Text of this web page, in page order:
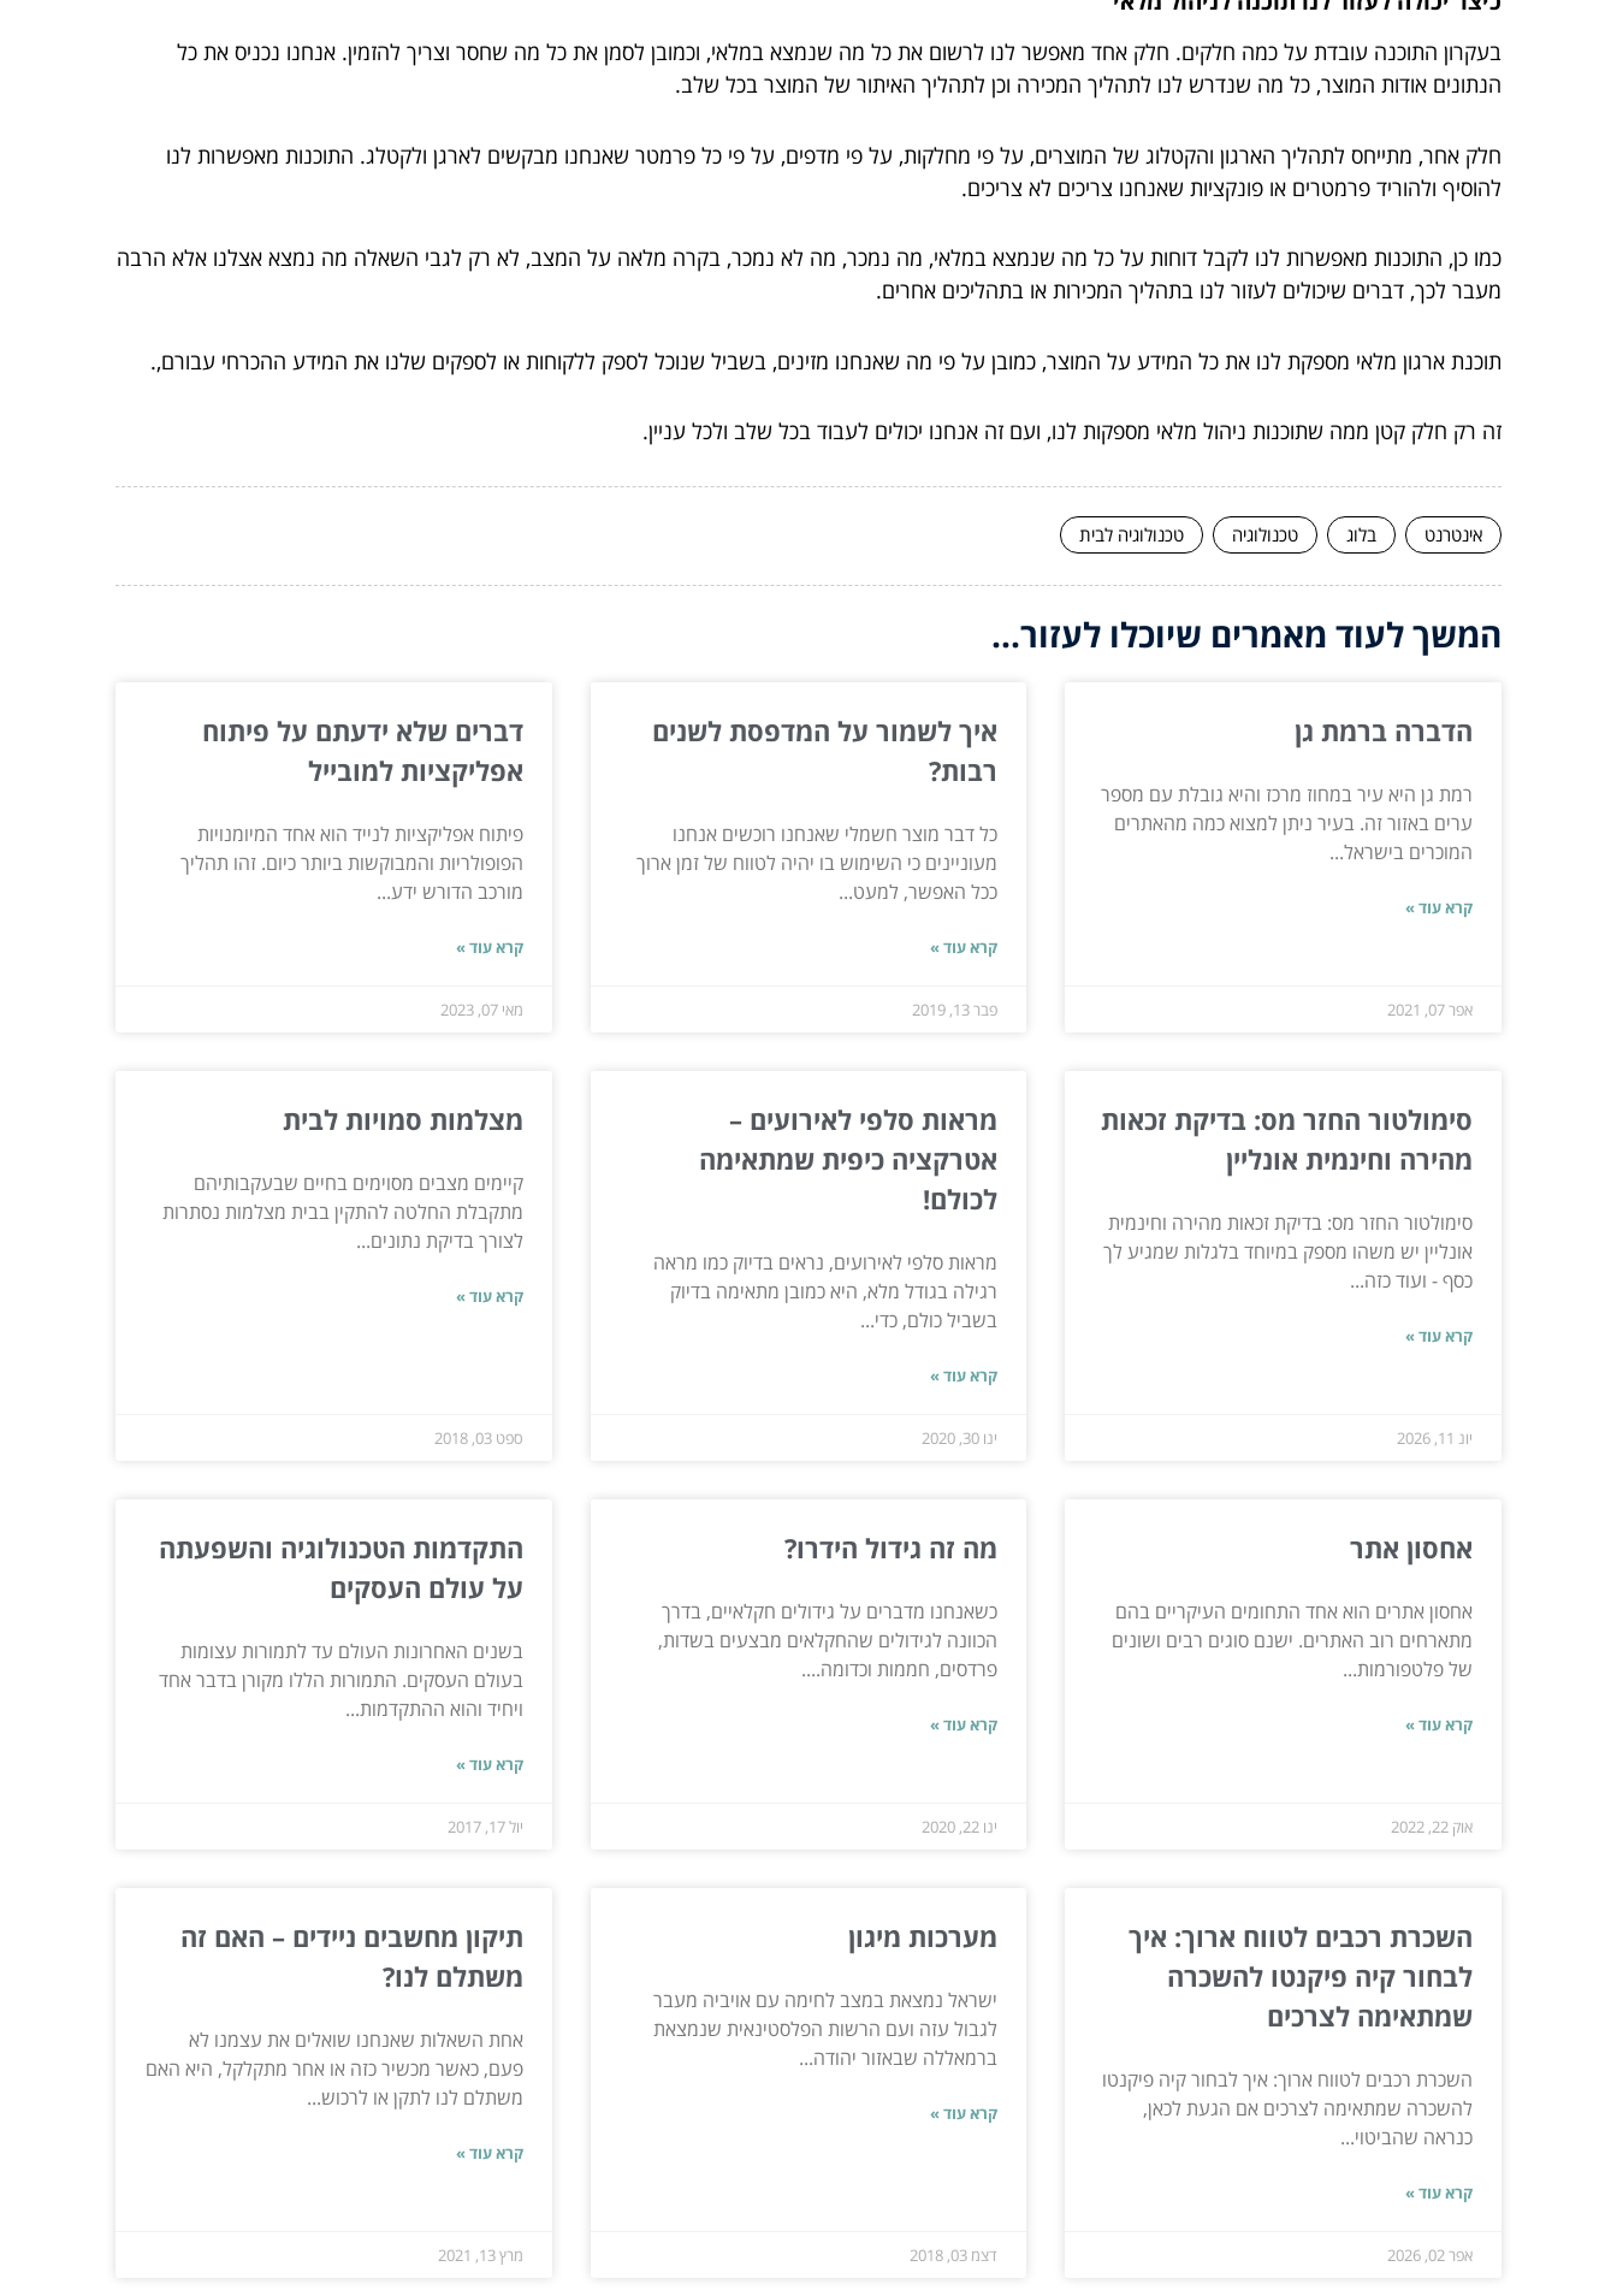
בעקרון התוכנה עובדת על כמה חלקים. חלק אחד מאפשר לנו לרשום את כל מה שנמצא במלאי, וכמובן לסמן את כל מה שחסר וצריך להזמין. אנחנו נכניס את כל
הנתונים אודות המוצר, כל מה שנדרש לנו לתהליך המכירה וכן לתהליך האיתור של המוצר בכל שלב.
חלק אחר, מתייחס לתהליך הארגון והקטלוג של המוצרים, על פי מחלקות, על פי מדפים, על פי כל פרמטר שאנחנו מבקשים לארגן ולקטלג. התוכנות מאפשרות לנו
להוסיף ולהוריד פרמטרים או פונקציות שאנחנו צריכים לא צריכים.
כמו כן, התוכנות מאפשרות לנו לקבל דוחות על כל מה שנמצא במלאי, מה נמכר, מה לא נמכר, בקרה מלאה על המצב, לא רק לגבי השאלה מה נמצא אצלנו אלא הרבה
מעבר לכך, דברים שיכולים לעזור לנו בתהליך המכירות או בתהליכים אחרים.
תוכנת ארגון מלאי מספקת לנו את כל המידע על המוצר, כמובן על פי מה שאנחנו מזינים, בשביל שנוכל לספק ללקוחות או לספקים שלנו את המידע ההכרחי עבורם,.
זה רק חלק קטן ממה שתוכנות ניהול מלאי מספקות לנו, ועם זה אנחנו יכולים לעבוד בכל שלב ולכל עניין.
אינטרנט בלוג טכנולוגיה טכנולוגיה לבית
המשך לעוד מאמרים שיוכלו לעזור...
הדברה ברמת גן
רמת גן היא עיר במחוז מרכז והיא גובלת עם מספר
ערים באזור זה. בעיר ניתן למצוא כמה מהאתרים
המוכרים בישראל...
קרא עוד »
אפר 07, 2021
איך לשמור על המדפסת לשנים
רבות?
כל דבר מוצר חשמלי שאנחנו רוכשים אנחנו
מעוניינים כי השימוש בו יהיה לטווח של זמן ארוך
ככל האפשר, למעט...
קרא עוד »
פבר 13, 2019
דברים שלא ידעתם על פיתוח
אפליקציות למובייל
פיתוח אפליקציות לנייד הוא אחד המיומנויות
הפופולריות והמבוקשות ביותר כיום. זהו תהליך
מורכב הדורש ידע...
קרא עוד »
מאי 07, 2023
סימולטור החזר מס: בדיקת זכאות
מהירה וחינמית אונליין
סימולטור החזר מס: בדיקת זכאות מהירה וחינמית
אונליין יש משהו מספק במיוחד בלגלות שמגיע לך
כסף - ועוד כזה...
קרא עוד »
יונ 11, 2026
מראות סלפי לאירועים –
אטרקציה כיפית שמתאימה
לכולם!
מראות סלפי לאירועים, נראים בדיוק כמו מראה
רגילה בגודל מלא, היא כמובן מתאימה בדיוק
בשביל כולם, כדי...
קרא עוד »
ינו 30, 2020
מצלמות סמויות לבית
קיימים מצבים מסוימים בחיים שבעקבותיהם
מתקבלת החלטה להתקין בבית מצלמות נסתרות
לצורך בדיקת נתונים...
קרא עוד »
ספט 03, 2018
אחסון אתר
אחסון אתרים הוא אחד התחומים העיקריים בהם
מתארחים רוב האתרים. ישנם סוגים רבים ושונים
של פלטפורמות...
קרא עוד »
אוק 22, 2022
מה זה גידול הידרו?
כשאנחנו מדברים על גידולים חקלאיים, בדרך
הכוונה לגידולים שהחקלאים מבצעים בשדות,
פרדסים, חממות וכדומה....
קרא עוד »
ינו 22, 2020
התקדמות הטכנולוגיה והשפעתה
על עולם העסקים
בשנים האחרונות העולם עד לתמורות עצומות
בעולם העסקים. התמורות הללו מקורן בדבר אחד
ויחיד והוא ההתקדמות...
קרא עוד »
יול 17, 2017
השכרת רכבים לטווח ארוך: איך
לבחור קיה פיקנטו להשכרה
שמתאימה לצרכים
השכרת רכבים לטווח ארוך: איך לבחור קיה פיקנטו
להשכרה שמתאימה לצרכים אם הגעת לכאן,
כנראה שהביטוי...
קרא עוד »
אפר 02, 2026
מערכות מיגון
ישראל נמצאת במצב לחימה עם אויביה מעבר
לגבול עזה ועם הרשות הפלסטינאית שנמצאת
ברמאללה שבאזור יהודה...
קרא עוד »
דצמ 03, 2018
תיקון מחשבים ניידים – האם זה
משתלם לנו?
אחת השאלות שאנחנו שואלים את עצמנו לא
פעם, כאשר מכשיר כזה או אחר מתקלקל, היא האם
משתלם לנו לתקן או לרכוש...
קרא עוד »
מרץ 13, 2021